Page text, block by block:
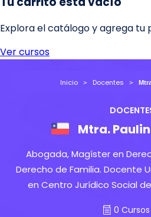
Inicio Docentes
Mtra.
Abogada, Magíster en
Derecho de Familia. Docente
en Centro Jurídico Social
0 Cursos